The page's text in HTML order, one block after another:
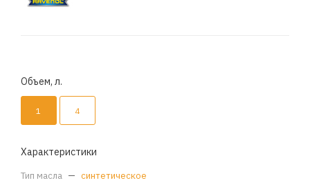
Объем, л.
1 4
Характеристики
Тип масла — синтетическое